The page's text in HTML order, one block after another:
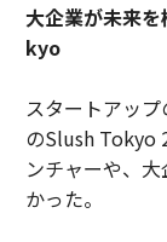
大企業が未来
kyo
スタートアッ
のSlush Tokyo
ンチャーや、
かった。